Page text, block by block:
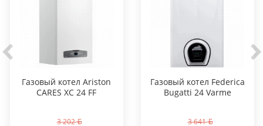
Газовый котел Ariston
CARES XC 24 FF
3 202
Газовый котел Federica
Bugatti 24 Varme
3 641